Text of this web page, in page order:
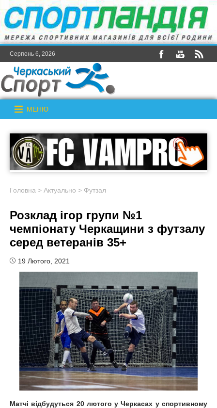
Серпень 6, 2026
МЕНЮ
Головна > Актуально > Футзал
Розклад ігор групи №1
чемпіонату Черкащини з футзалу
серед ветеранів 35+
19 Лютого, 2021
Матчі відбудуться 20 лютого у Черкасах у спортивному